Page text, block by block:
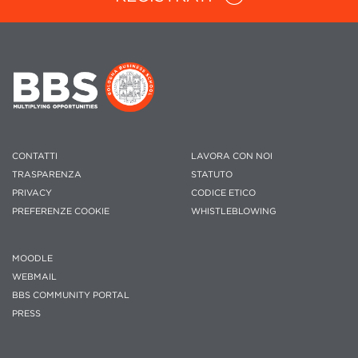
CONTATTI
TRASPARENZA
PRIVACY
PREFERENZE COOKIE
LAVORA CON NOI
STATUTO
CODICE ETICO
WHISTLEBLOWING
MOODLE
WEBMAIL
BBS COMMUNITY PORTAL
PRESS